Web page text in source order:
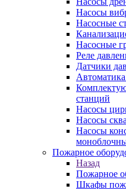
Насосы
Насосные
Насосные
Реле
Датчики
станций
Насосы
Насосы
Насосы
Пожарное
Назад
Пожарное
Шкафы